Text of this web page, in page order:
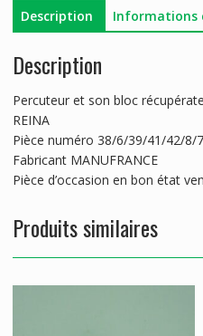
Description Informations
Description
Percuteur et son bloc
REINA
Pièce numéro 38/6/39/41/42/8/
Fabricant MANUFRANCE
Pièce d’occasion en bon état
Produits similaires